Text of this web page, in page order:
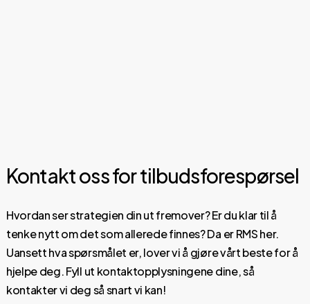
Kontakt oss for tilbudsforespørsel
Hvordan ser strategien din ut fremover? Er du klar til å
tenke nytt om det som allerede finnes? Da er RMS her.
Uansett hva spørsmålet er, lover vi å gjøre vårt beste for å
hjelpe deg. Fyll ut kontaktopplysningene dine, så
kontakter vi deg så snart vi kan!